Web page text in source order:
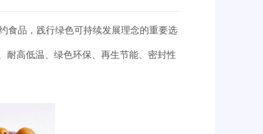
食品，践行绿色可持续发展理念的重要选
耐高低温、绿色环保、再生节能、密封性